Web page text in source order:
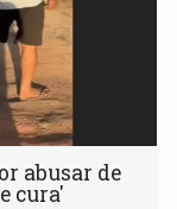
abusar de
cura'